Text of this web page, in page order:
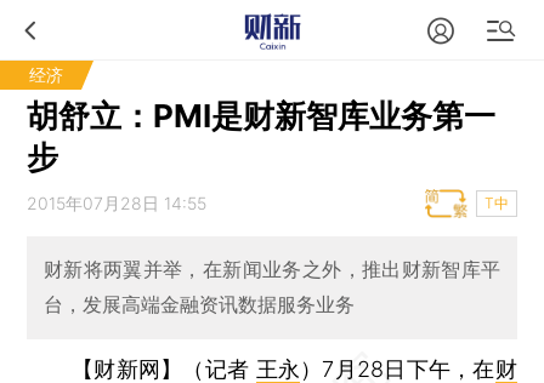
经济
胡舒立：PMI是财新智库业务第一
步
2015年07月28日 14:55 T中
财新将两翼并举，在新闻业务之外，推出财新智库平
台，发展高端金融资讯数据服务业务
【财新网】（记者 王永 ） 7月28日下午，在财